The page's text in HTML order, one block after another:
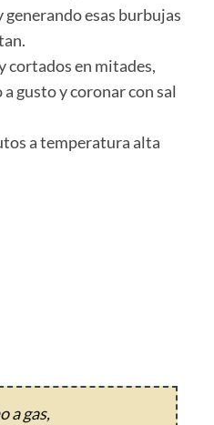
esas burbujas
cortados en mitades,
gusto y coronar con sal
a temperatura alta
a gas,